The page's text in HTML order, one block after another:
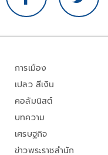
การเมือง
เปลว สีเงิน
คอลัมนิสต์
บทความ
เศรษฐกิจ
ข่าวพระราชสำนัก